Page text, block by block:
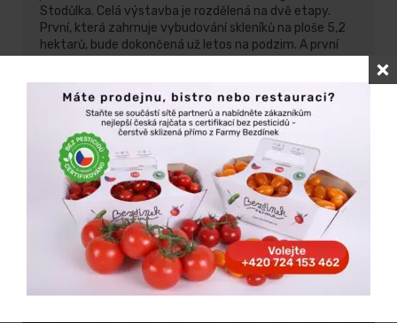
Stodůlka. Celá výstavba je rozdělená na dvě etapy.
První, která zahrnuje vybudování skleníků na ploše 5,2
hektarů, bude dokončená už letos na podzim. A první
2019. Dohromady zde vznikne zhruba 120 pracovních
Více podrobností se můžete dozvědět z nového článku
deníku Právo [:]